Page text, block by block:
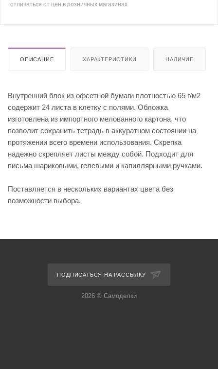
отличаться от цен в розничных магазинах
ОПИСАНИЕ ХАРАКТЕРИСТИКИ НАЛИЧИЕ
Внутренний блок из офсетной бумаги плотностью 65 г/м2
содержит 24 листа в клетку с полями. Обложка
изготовлена из импортного мелованного картона, что
позволит сохранить тетрадь в аккуратном состоянии на
протяжении всего времени использования. Скрепка
надежно скрепляет листы между собой. Подходит для
письма шариковыми, гелевыми и капиллярными ручками.
Поставляется в нескольких вариантах цвета без
возможности выбора.
ПОДПИСАТЬСЯ НА РАССЫЛКУ
2026 © Самоделки